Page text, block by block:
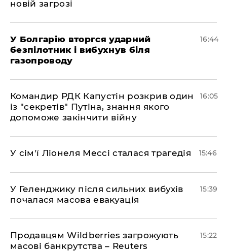
новій загрозі
У Болгарію вторгся ударний
безпілотник і вибухнув біля
газопроводу
16:44
Командир РДК Капустін розкрив один
із "секретів" Путіна, знання якого
допоможе закінчити війну
16:05
У сім'ї Ліонеля Мессі сталася трагедія 15:46
У Геленджику після сильних вибухів
почалася масова евакуація
15:39
Продавцям Wildberries загрожують
масові банкрутства – Reuters
15:22